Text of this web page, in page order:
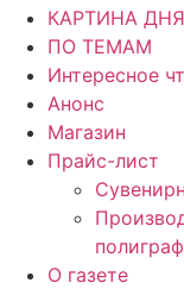
КАРТИНА ДНЯ
ПО ТЕМАМ
Интересное
Анонс
Магазин
Прайс-лист
О газете